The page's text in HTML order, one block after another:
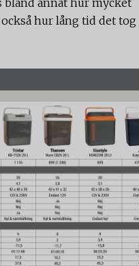
hur lång tid det tog